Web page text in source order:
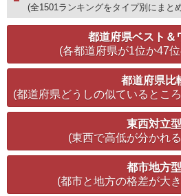
(全1501ランキングをタイプ別にまと
都道府県ベスト＆
(各都道府県が1位か47
都道府県比
(都道府県どうしの似ているとこ
東西対立型
(東西で高低が分かれ
都市地方型
(都市と地方の格差が大